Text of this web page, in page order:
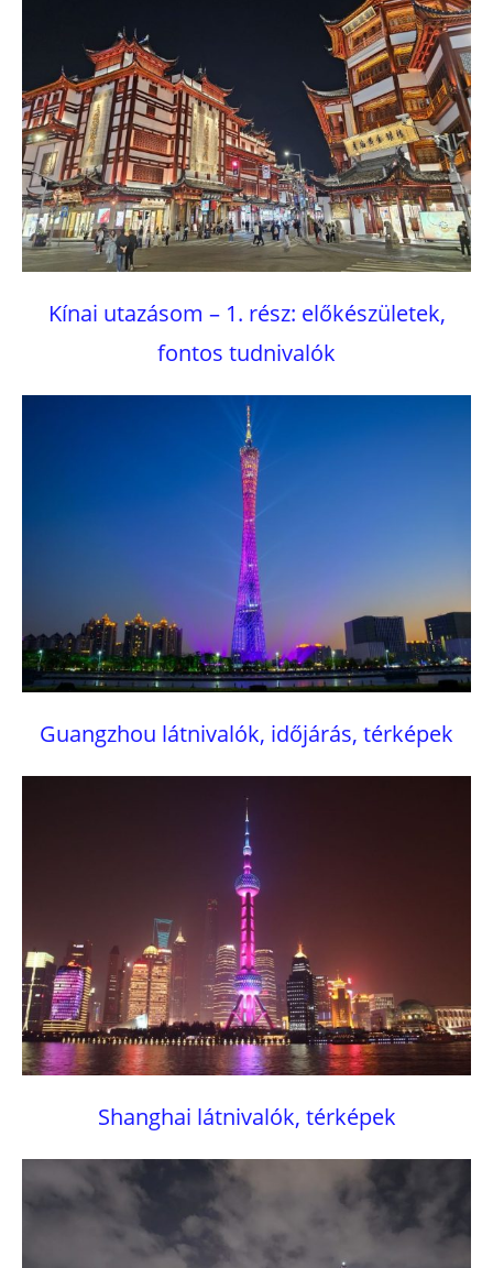
Kínai utazásom – 1. rész: előkészületek,
fontos tudnivalók
Guangzhou látnivalók, időjárás, térképek
Shanghai látnivalók, térképek